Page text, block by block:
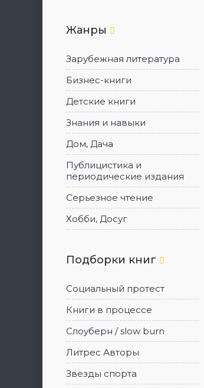
Жанры
Зарубежная литература
Бизнес-книги
Детские книги
Знания и навыки
Дом, Дача
Публицистика и
периодические издания
Серьезное чтение
Хобби, Досуг
Подборки книг
Социальный протест
Книги в процессе
Слоуберн / slow burn
Литрес Авторы
Звезды спорта